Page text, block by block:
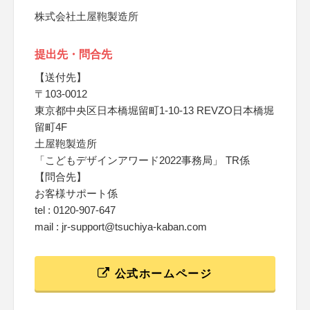
株式会社土屋鞄製造所
提出先・問合先
【送付先】
〒103-0012
東京都中央区日本橋堀留町1-10-13 REVZO日本橋堀
留町4F
土屋鞄製造所
「こどもデザインアワード2022事務局」 TR係
【問合先】
お客様サポート係
tel : 0120-907-647
mail : jr-support@tsuchiya-kaban.com
公式ホームページ